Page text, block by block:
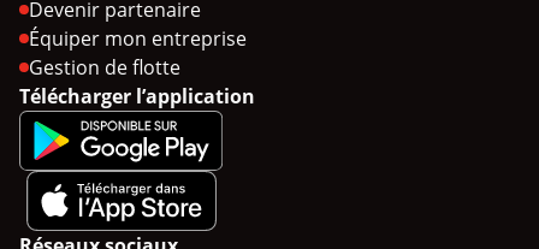
Devenir partenaire
Équiper mon entreprise
Gestion de flotte
Télécharger l’application